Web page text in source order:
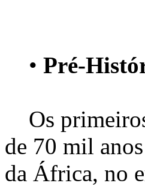
• Pré-
Os
de 70 mil
da África, no